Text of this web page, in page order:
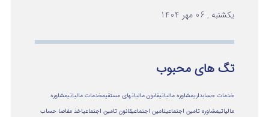
یکشنبه , 06 مهر 1404
تگ های محبوب
خدمات حسابداریمشاوره مالیاتیقانون مالیاتهای مستقیمخدمات مالیاتیمشاوره
مالياتيمشاوره تامین اجتماعیتامین اجتماعیقانون تامین اجتماعیاخذ مفاصا حساب